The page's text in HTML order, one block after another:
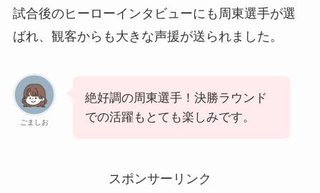
試合後のヒーローインタビューにも周東選手が選
ばれ、観客からも大きな声援が送られました。
ごましお
絶好調の周東選手！決勝ラウンド
での活躍もとても楽しみです。
スポンサーリンク